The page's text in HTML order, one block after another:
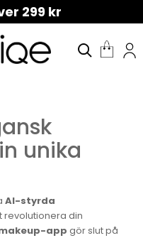
299 kr
unika
AI-styrda
revolutionera din
app gör slut på